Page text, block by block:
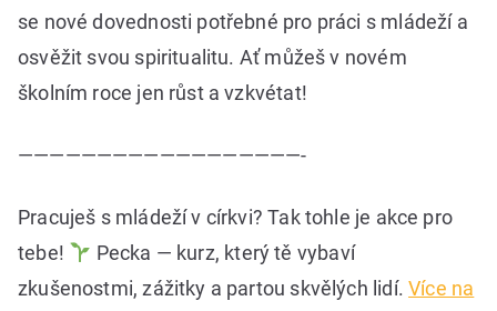
se nové dovednosti potřebné pro práci s mládeží a
osvěžit svou spiritualitu. Ať můžeš v novém
školním roce jen růst a vzkvétat!
——————————————————-
Pracuješ s mládeží v církvi? Tak tohle je akce pro
tebe!
Pecka — kurz, který tě vybaví
zkušenostmi, zážitky a partou skvělých lidí.Více na